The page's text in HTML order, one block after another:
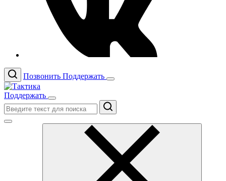
Позвонить Поддержать
Поддержать
Поиск